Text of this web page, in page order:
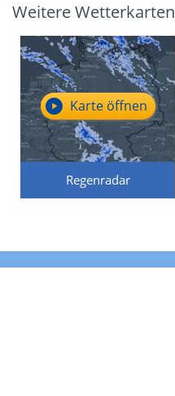
Weitere Wetterkarten
Regenradar
Karte öffnen